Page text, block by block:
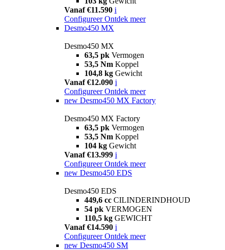
Vanaf €11.590 i
Configureer Ontdek meer
Desmo450 MX
Desmo450 MX
63,5 pk Vermogen
53,5 Nm Koppel
104,8 kg Gewicht
Vanaf €12.090 i
Configureer Ontdek meer
new Desmo450 MX Factory
Desmo450 MX Factory
63,5 pk Vermogen
53,5 Nm Koppel
104 kg Gewicht
Vanaf €13.999 i
Configureer Ontdek meer
new Desmo450 EDS
Desmo450 EDS
449,6 cc CILINDERINDHOUD
54 pk VERMOGEN
110,5 kg GEWICHT
Vanaf €14.590 i
Configureer Ontdek meer
new Desmo450 SM